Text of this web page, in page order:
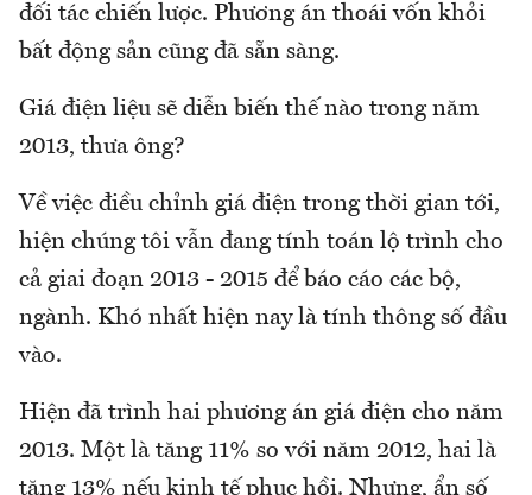
đối tác chiến lược. Phương án thoái vốn khỏi
bất động sản cũng đã sẵn sàng.
Giá điện liệu sẽ diễn biến thế nào trong năm
2013, thưa ông?
Về việc điều chỉnh giá điện trong thời gian tới,
hiện chúng tôi vẫn đang tính toán lộ trình cho
cả giai đoạn 2013 - 2015 để báo cáo các bộ,
ngành. Khó nhất hiện nay là tính thông số đầu
vào.
Hiện đã trình hai phương án giá điện cho năm
2013. Một là tăng 11% so với năm 2012, hai là
tăng 13% nếu kinh tế phục hồi. Nhưng, ẩn số